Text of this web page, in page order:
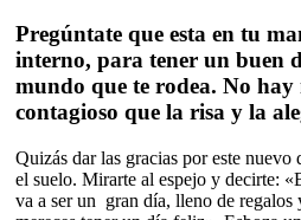
Pregúntate que esta en tu
interno, para tener un buen
mundo que te rodea. No
contagioso que la risa y la
Quizás dar las gracias por este nuevo
el suelo. Mirarte al espejo y decirte:
va a ser un gran día, lleno de regalos